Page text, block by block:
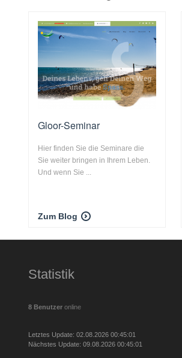
Gloor-Seminar
Hier finden Sie die Seminare die
Sie weiter bringen in Ihrem Leben.
Und wenn Sie ...
Zum Blog
Statistik
8 Benutzer online
Letztes Update: 02.08.2026 00:45:01
Nächstes Update: 09.08.2026 00:45:01